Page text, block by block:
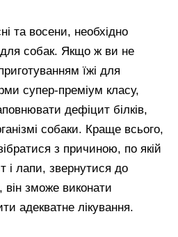
та восени, необхідно
для собак. Якщо ж ви не
їжі для
супер-преміум класу,
дефіцит білків,
собаки. Краще всього,
з причиною, по якій
і лапи, звернутися до
зможе виконати
адекватне лікування.